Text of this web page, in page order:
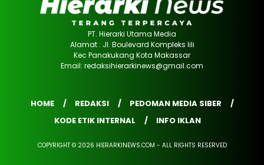
PT. Hierarki Utama Media
Alamat : Jl. Boulevard Kompleks lili
Kec Panakukang Kota Makassar
Email: redaksihierarkinews@gmail.com
HOME REDAKSI
PEDOMAN MEDIA SIBER
KODE ETIK INTERNAL
INFO IKLAN
COPYRIGHT © 2026 HIERARKINEWS.COM - ALL RIGHTS RESERVED